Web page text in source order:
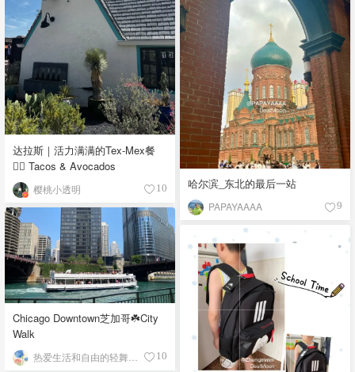
达拉斯｜活力满满的Tex-Mex餐
👉🏼 Tacos & Avocados
樱桃小透明 10 哈尔滨_东北的最后一站
PAPAYAAAA 9
Chicago Downtown芝加哥☘️City
Walk
10